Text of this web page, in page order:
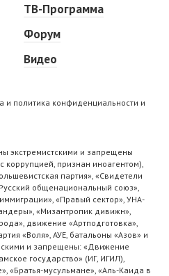
ТВ-Программа
Форум
Видео
и политика конфиденциальности и
экстремистскими и запрещены
признан иноагентом),
партия», «Свидетели
общенациональный союз»,
«Правый сектор», УНА-
«Мизантропик дивижн»,
движение «Артподготовка»,
«Воля», АУЕ, батальоны «Азов» и
и запрещены: «Движение
государство» (ИГ, ИГИЛ),
«Братья-мусульмане», «Аль-Каида в